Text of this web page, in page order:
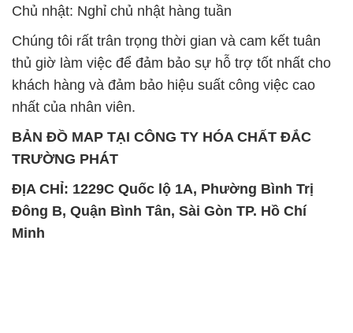
nhất của nhân viên.
BẢN ĐỒ MAP TẠI CÔNG TY HÓA CHẤT ĐẮC
TRƯỜNG PHÁT
ĐỊA CHỈ: 1229C Quốc lộ 1A, Phường Bình Trị
Đông B, Quận Bình Tân, Sài Gòn TP. Hồ Chí
Minh